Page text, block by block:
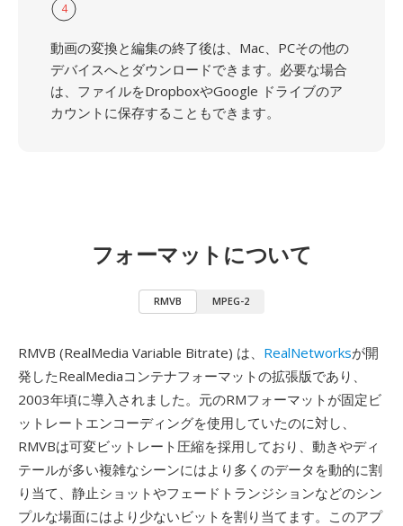
4
動画の変換と編集の終了後は、Mac、PCその他の
デバイスへとダウンロードできます。必要な場合
は、ファイルをDropboxやGoogle ドライブのア
カウントに保存することもできます。
フォーマットについて
RMVB MPEG-2
RMVB (RealMedia Variable Bitrate) は、 RealNetworksが開
発したRealMediaコンテナフォーマットの拡張版であり、
2003年頃に導入されました。元のRMフォーマットが固定ビ
ットレートエンコーディングを使用していたのに対し、
RMVBは可変ビットレート圧縮を採用しており、動きやディ
テールが多い複雑なシーンにはより多くのデータを動的に割
り当て、静止ショットやフェードトランジションなどのシン
プルな場面にはより少ないビットを割り当てます。このアプ